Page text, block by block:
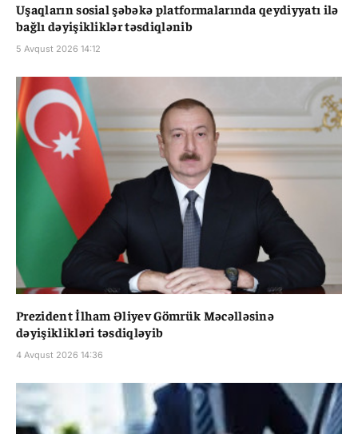
Uşaqların sosial şəbəkə platformalarında qeydiyyatı ilə
bağlı dəyişikliklər təsdiqlənib
5 Avqust 2026 14:12
Prezident İlham Əliyev Gömrük Məcəlləsinə
dəyişiklikləri təsdiqləyib
4 Avqust 2026 14:36